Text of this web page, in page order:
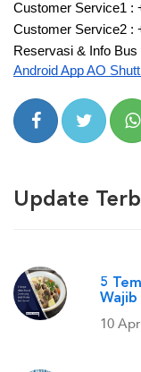
Customer Service1 :
Customer Service2 :
Reservasi & Info Bus
Android App AO
Update
5
10